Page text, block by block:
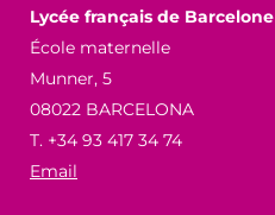
Lycée français de Barcelone
École maternelle
Munner, 5
08022 BARCELONA
T. +34 93 417 34 74
Email